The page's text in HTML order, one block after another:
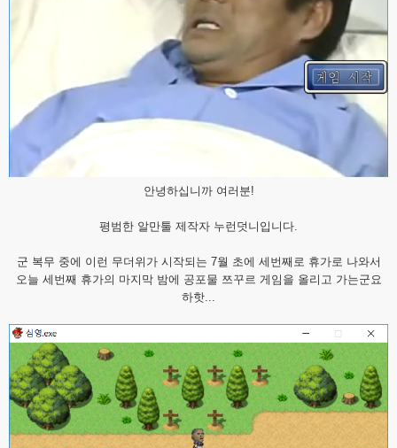
안녕하십니까 여러분!
평범한 알만툴 제작자 누런덧니입니다.
군 복무 중에 이런 무더위가 시작되는 7월 초에 세번째로 휴가로 나와서
오늘 세번째 휴가의 마지막 밤에 공포물 쯔꾸르 게임을 올리고 가는군요
하핫...